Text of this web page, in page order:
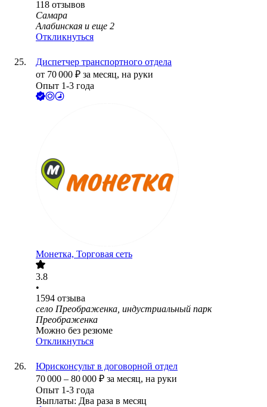
118 отзывов
Самара
Алабинская и еще 2
Откликнуться
Диспетчер транспортного отдела
от 70 000 ₽ за месяц, на руки
Опыт 1-3 года
Монетка, Торговая сеть
3.8
•
1594 отзыва
село Преображенка, индустриальный парк
Преображенка
Можно без резюме
Откликнуться
Юрисконсульт в договорной отдел
70 000 – 80 000 ₽ за месяц, на руки
Опыт 1-3 года
Выплаты: Два раза в месяц